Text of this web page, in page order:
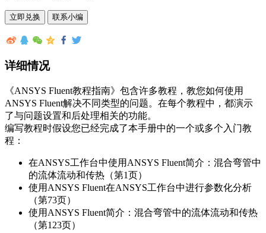
立即兑换 联系小编
详细情况
《ANSYS Fluent教程指南》包含许多教程，教您如何使用
ANSYS Fluent解决不同类型的问题。在每个教程中，都演示
了与问题设置和后处理相关的功能。
编写教程时假设您已经完成了本手册中的一个或多个入门教
程：
在ANSYS工作台中使用ANSYS Fluent简介：混合弯管中
的流体流动和传热（第1页）
使用ANSYS Fluent在ANSYS工作台中进行参数化分析
（第73页）
使用ANSYS Fluent简介：混合弯管中的流体流动和传热
（第123页）